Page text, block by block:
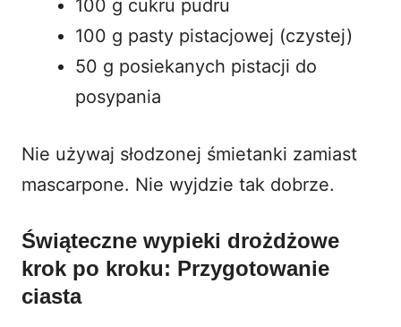
100 g cukru pudru
100 g pasty pistacjowej (czystej)
50 g posiekanych pistacji do
posypania
Nie używaj słodzonej śmietanki zamiast
mascarpone. Nie wyjdzie tak dobrze.
Świąteczne wypieki drożdżowe
krok po kroku: Przygotowanie
ciasta